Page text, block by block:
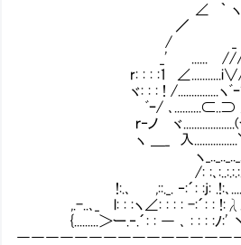
∠ ｀ ヽ: : : : :
／ ｀ : : : : :
/ _ ﾞ : : :
_' ...... //∧ ､: : : : !/
r: : : :1 ∠...........i∨/j i
ヾ: : : ! /...............ヽﾞｰ'_ノ
ﾞｰ/ ､..........⊂..⊃
ｒ‐ノ ヾ...................(ーz=
ヽ ＿_ 入................＼ ﾐｰ
ヽ_.._.._.._.._＼
/: :､
!:.､ ,::._. ‐:´: :j: .!:､
,.-..､_ l: : :ヽ∠: : : : -:´: :
{.........＞ー.‐.´: : ― ､ : : : :ﾉ:' 丶